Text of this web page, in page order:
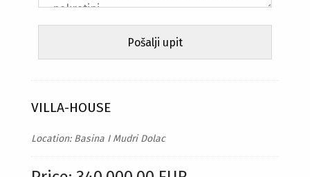
VILLA-HOUSE
Location: Basina I Mudri Dolac